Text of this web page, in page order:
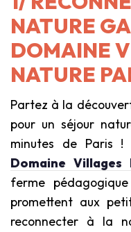
NATURE
DOMAINE
NATURE
Partez à la
pour un séjour
minutes de Paris
Domaine Villages
ferme
promettent aux
reconnecter à la